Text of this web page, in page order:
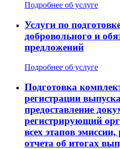
Подробнее об услуге
Услуги по
добровольного и
предложений
Подробнее об услуге
Подготовка
регистрации
предоставление
регистрирующий
всех этапов
отчета об итогах